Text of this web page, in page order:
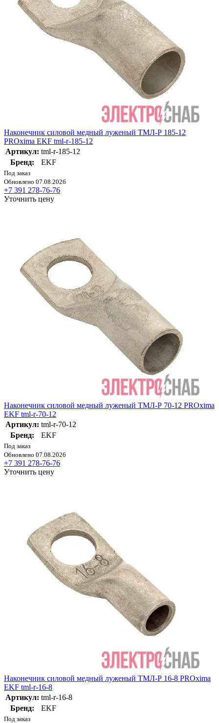
Наконечник силовой медный луженый ТМЛ-Р 185-12
PROxima EKF tml-r-185-12
Артикул: tml-r-185-12
Бренд:
EKF
Под заказ
Обновлено 07.08.2026
+7 391 278-76-76
Уточнить цену
Наконечник силовой медный луженый ТМЛ-Р 70-12 PROxima
EKF tml-r-70-12
Артикул: tml-r-70-12
Бренд:
EKF
Под заказ
Обновлено 07.08.2026
+7 391 278-76-76
Уточнить цену
Наконечник силовой медный луженый ТМЛ-Р 16-8 PROxima
EKF tml-r-16-8
Артикул: tml-r-16-8
Бренд:
EKF
Под заказ